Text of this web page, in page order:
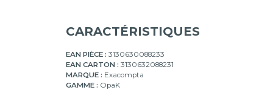
CARACTÉRISTIQUES
EAN PIÈCE : 3130630088233
EAN CARTON : 3130632088231
MARQUE : Exacompta
GAMME : OpaK